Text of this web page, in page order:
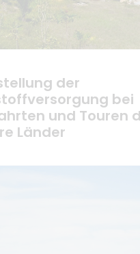
der
bei
und Touren
Länder